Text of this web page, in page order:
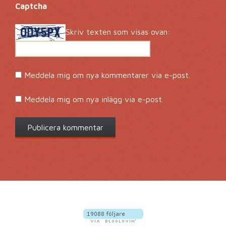
Captcha*
Skriv texten som visas ovan:
Meddela mig om nya kommentarer via e-post.
Meddela mig om nya inlägg via e-post.